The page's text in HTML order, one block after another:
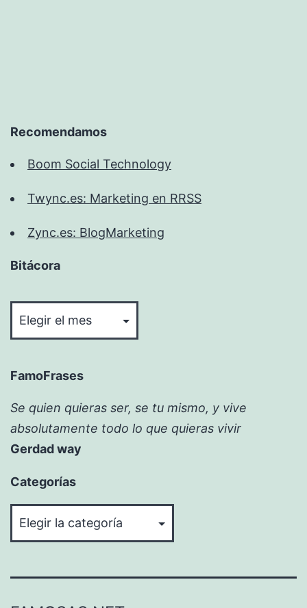
Recomendamos
Boom Social Technology
Twync.es: Marketing en RRSS
Zync.es: BlogMarketing
Bitácora
FamoFrases
Se quien quieras ser, se tu mismo, y vive
absolutamente todo lo que quieras vivir
Gerdad way
Categorías